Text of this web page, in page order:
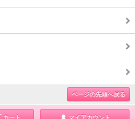
ページの先頭へ戻る